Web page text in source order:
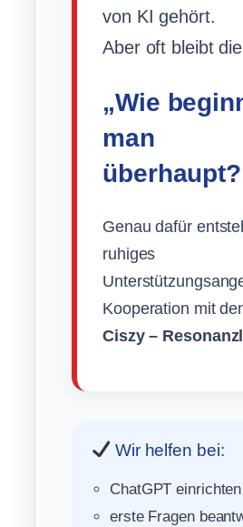
von KI gehört.
Aber oft bleibt
„Wie
man
Genau dafür
ruhiges
Kooperation mit
Ciszy –
Wir helfen bei:
ChatGPT einrichten
erste Fragen